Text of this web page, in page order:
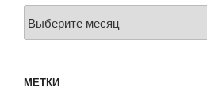
МЕТКИ